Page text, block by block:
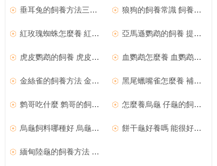
垂耳兔的飼養方法三點解析 狼狗的飼養常識 飼養狼狗知識
紅玫瑰蜘蛛怎麼養 紅玫瑰蜘蛛的飼養方法 亞馬遜鹦鹉的飼養 提供天然和新鮮的食物
虎皮鹦鹉的飼養 虎皮鹦鹉比較喜歡吃谷子 血鹦鹉怎麼養 血鹦鹉的飼養難度不是很大
金絲雀的飼養方法 金絲雀日常的飼養管理 黑尾蠟嘴雀怎麼養 補充含鈣物質多的飼料
鹩哥吃什麼 鹩哥的飼料有哪些種 怎麼養烏龜 仔龜的飼養與管理注意事項
烏龜飼料哪種好 烏龜常見的飼料種類有哪些 餅干龜好養嗎 能很好的適應人類的飼養
緬甸陸龜的飼養方法 適應能力比其它陸龜強